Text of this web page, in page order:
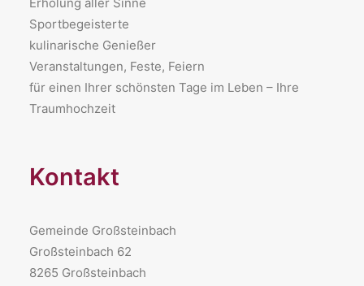
Sportbegeisterte
kulinarische Genießer
Veranstaltungen, Feste, Feiern
für einen Ihrer schönsten Tage im Leben – Ihre
Traumhochzeit
Kontakt
Gemeinde Großsteinbach
Großsteinbach 62
8265 Großsteinbach